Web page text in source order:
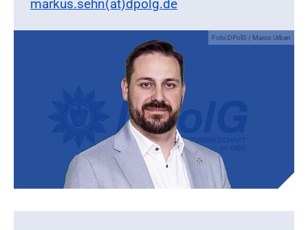
markus.sehn(at)dpolg.de
Foto:DPolG / Marco Urban